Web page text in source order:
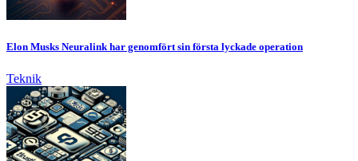
Elon Musks Neuralink har genomfört sin första lyckade operation
Teknik